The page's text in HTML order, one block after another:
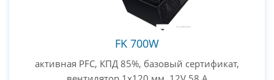
FK 700W
активная PFC, КПД 85%, базовый сертификат,